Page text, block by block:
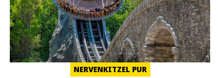
NERVENKITZEL PUR